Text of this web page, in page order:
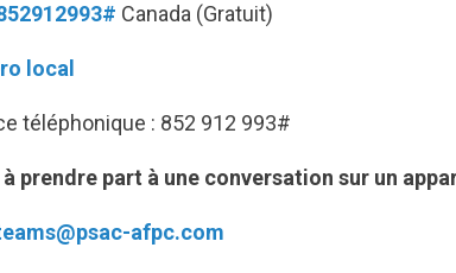
Canada (Gratuit)
local
téléphonique : 852 912 993#
à prendre part à une conversation sur un
afpc.com